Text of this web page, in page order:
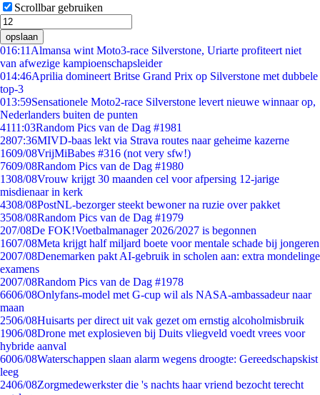
Scrollbar gebruiken
opslaan
016:11 Almansa wint Moto3-race Silverstone, Uriarte profiteert niet
van afwezige kampioenschapsleider
014:46Aprilia domineert Britse Grand Prix op Silverstone met dubbele
top-3
013:59Sensationele Moto2-race Silverstone levert nieuwe winnaar op,
Nederlanders buiten de punten
4111:03Random Pics van de Dag #1981
2807:36MIVD-baas lekt via Strava routes naar geheime kazerne
1609/08VrijMiBabes #316 (not very sfw!)
7609/08Random Pics van de Dag #1980
1308/08Vrouw krijgt 30 maanden cel voor afpersing 12-jarige
misdienaar in kerk
4308/08PostNL-bezorger steekt bewoner na ruzie over pakket
3508/08Random Pics van de Dag #1979
207/08De FOK!Voetbalmanager 2026/2027 is begonnen
1607/08Meta krijgt half miljard boete voor mentale schade bij jongeren
2007/08Denemarken pakt AI-gebruik in scholen aan: extra mondelinge
examens
2007/08Random Pics van de Dag #1978
6606/08Onlyfans-model met G-cup wil als NASA-ambassadeur naar
maan
2506/08Huisarts per direct uit vak gezet om ernstig alcoholmisbruik
1906/08Drone met explosieven bij Duits vliegveld voedt vrees voor
hybride aanval
6006/08Waterschappen slaan alarm wegens droogte: Gereedschapskist
leeg
2406/08Zorgmedewerkster die 's nachts haar vriend bezocht terecht